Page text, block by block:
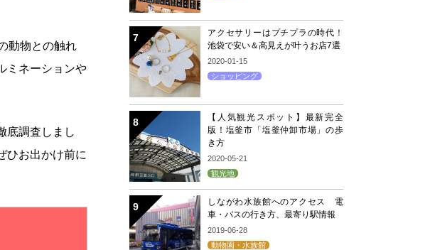
動物との触れ
ミネーションや
底調査しまし
ひお出かけ前に
アクセサリーはプチプラの時代！
池袋で安い＆高見えが叶うお店7選
2020-01-15
ショッピング
【人気観光スポット】最新完全
版！塩釜市「塩釜仲卸市場」の歩
き方
2020-05-21
観光地
しながわ水族館へのアクセス 電
車・バスの行き方、最寄り駅情報
2019-06-28
動物園・水族館